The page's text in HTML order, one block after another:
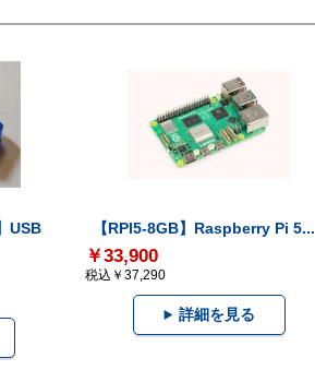
USB
【RPI5-8GB】Raspberry Pi 5...
￥33,900
税込￥37,290
詳細を見る